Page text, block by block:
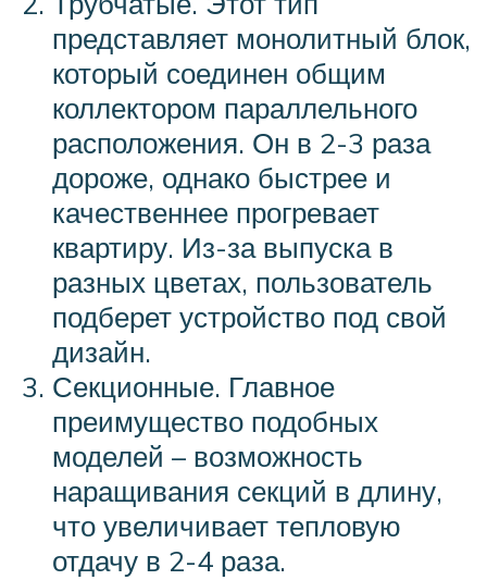
представляет монолитный блок,
который соединен общим
коллектором параллельного
расположения. Он в 2-3 раза
дороже, однако быстрее и
качественнее прогревает
квартиру. Из-за выпуска в
разных цветах, пользователь
подберет устройство под свой
дизайн.
Секционные. Главное
преимущество подобных
моделей – возможность
наращивания секций в длину,
что увеличивает тепловую
отдачу в 2-4 раза.